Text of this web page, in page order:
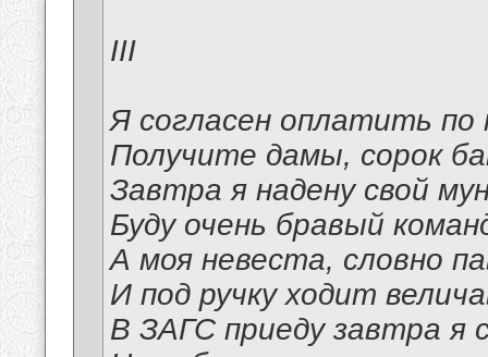
III
Я согласен оплатить по
Получите дамы, сорок
Завтра я надену свой
Буду очень бравый
А моя невеста, словно
И под ручку ходит
В ЗАГС приеду завтра я